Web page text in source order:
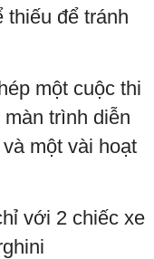
thiếu để tránh
một cuộc thi
trình diễn
một vài hoạt
với 2 chiếc xe